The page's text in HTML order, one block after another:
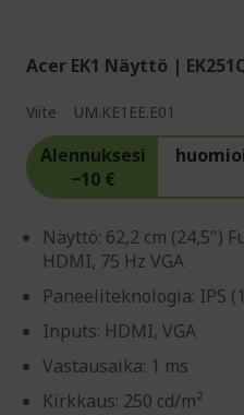
Acer EK1 Näyttö |
Viite UM.KE1EE.E01
Alennuksesi
−10 €
Näyttö: 62,2 cm (24,5")
HDMI, 75 Hz VGA
Paneeliteknologia: IPS
Inputs: HDMI, VGA
Vastausaika: 1 ms
Kirkkaus: 250 cd/m²